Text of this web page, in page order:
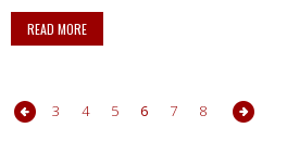
READ MORE
2 3 4 5 6 7 8 9 10